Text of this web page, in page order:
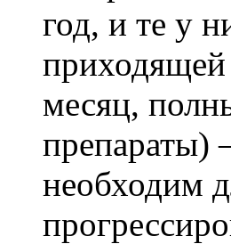
год, и те у
приходящей
месяц,
препараты)
необходим